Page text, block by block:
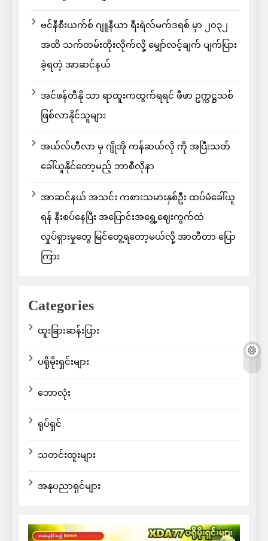
ဗင်နီစီးယက်စ် ဂျူနီယာ ရီးရဲလ်မက်ဒရစ် မှာ ၂၀၃၂
အထိ သက်တမ်းတိုးလိုက်လို့ မျှော်လင့်ချက် ပျက်ပြား
ခဲ့ရတဲ့ အာဆင်နယ်
အင်ဖန်တီနို သာ ရာထူးကထွက်ရရင် ဖီဖာ ဥက္ကဋ္ဌသစ်
ဖြစ်လာနိုင်သူများ
အယ်လ်ဟီလာ မှ ဂျိုအို ကန်ဆယ်လို ကို အပြီးသတ်
ခေါ်ယူနိုင်တော့မည့် ဘာစီလိုနာ
အာဆင်နယ် အသင်း ကစားသမားနှစ်ဦး ထပ်မံခေါ်ယူ
ရန် နီးစပ်နေပြီး အပြောင်းအရွှေ့ဈေးကွက်ထဲ
လှုပ်ရှားမှုတွေ မြင်တွေ့ရတော့မယ်လို့ အာတီတာ ပြော
ကြား
Categories
ထူးခြားဆန်းပြား
ပရိုမိုးရှင်းများ
ဘောလုံး
ရုပ်ရှင်
သတင်းထူးများ
အနုပညာရှင်များ